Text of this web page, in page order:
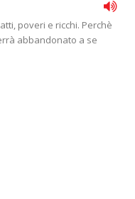
poveri e ricchi. Perchè
abbandonato a se